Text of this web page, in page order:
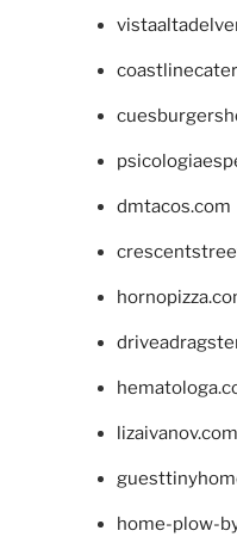
dmtacos.com
lizaivanov.com
home-plow-